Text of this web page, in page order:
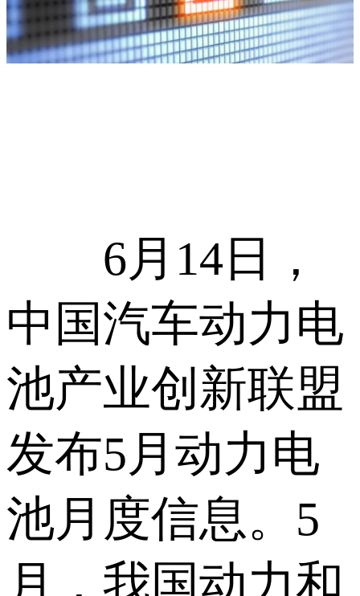
6月14日，
中国汽车动力电
池产业创新联盟
发布5月动力电
池月度信息。5
月，我国动力和